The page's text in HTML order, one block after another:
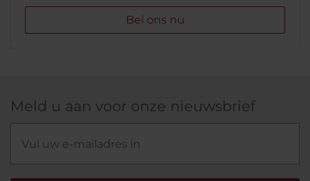
Bel ons nu
Meld u aan voor onze nieuwsbrief